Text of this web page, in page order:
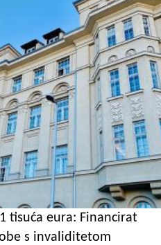
tisuća eura: Financirat
s invaliditetom